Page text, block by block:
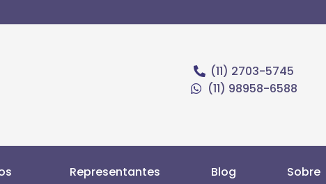
(11) 2703-5745
(11) 98958-6588
Representantes Blog Sobre